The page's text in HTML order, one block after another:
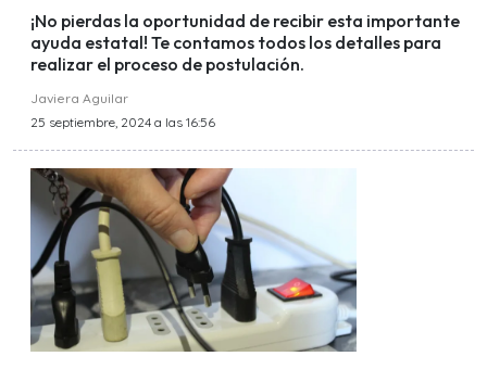
¡No pierdas la oportunidad de recibir esta importante
ayuda estatal! Te contamos todos los detalles para
realizar el proceso de postulación.
Javiera Aguilar
25 septiembre, 2024 a las 16:56